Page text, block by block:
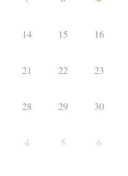
14 15 16
21 22 23
28 29 30
4 5 6